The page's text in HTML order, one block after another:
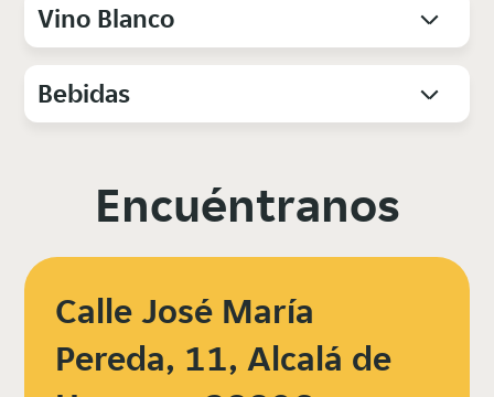
Vino Blanco
Bebidas
Encuéntranos
Calle José María
Pereda, 11, Alcalá de